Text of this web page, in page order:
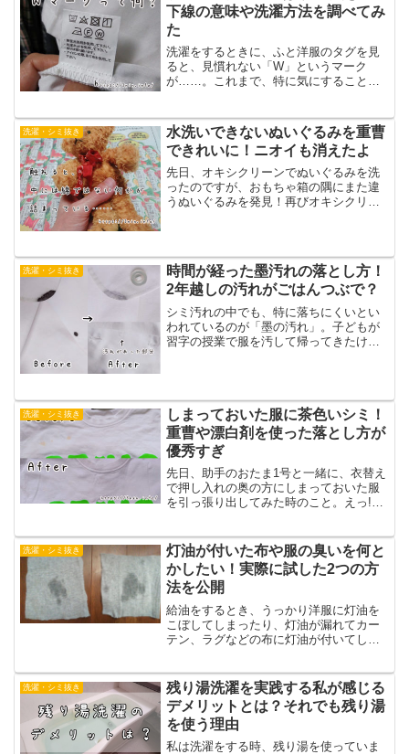
下線の意味や洗濯方法を調べてみ
た
洗濯をするときに、ふと洋服のタグを見
ると、見慣れない「W」というマーク
が……。これまで、特に気にすることな
に注意が必要だったのかも!？」なんて心
配になってしまった人も多...
洗濯・シミ抜き
水洗いできないぬいぐるみを重曹
できれいに！ニオイも消えたよ
先日、オキシクリーンでぬいぐるみを洗
ったのですが、おもちゃ箱の隅にまた違
うぬいぐるみを発見！再びオキシクリー
か他の物が詰まっているん...
洗濯・シミ抜き
時間が経った墨汚れの落とし方！
2年越しの汚れがごはんつぶで？
シミ汚れの中でも、特に落ちにくいとい
われているのが「墨の汚れ」。子どもが
習字の授業で服を汚して帰ってきたけれ
れいにするのはまず不可能な...
洗濯・シミ抜き
しまっておいた服に茶色いシミ！
重曹や漂白剤を使った落とし方が
優秀すぎ
先日、助手のおたま1号と一緒に、衣替え
で押し入れの奥の方にしまっておいた服
を引っ張り出してみた時のこと。えっ!?
いはず！恐る恐る見てみると、なんと
ー！汚れに気付かなかっ...
洗濯・シミ抜き
灯油が付いた布や服の臭いを何と
かしたい！実際に試した2つの方
法を公開
給油をするとき、うっかり洋服に灯油を
こぼしてしまったり、灯油が漏れてカー
テン、ラグなどの布に灯油が付いてしま
そこで今回は、服などの布に灯油が付い
たときの消臭方法を調べ、...
洗濯・シミ抜き
残り湯洗濯を実践する私が感じる
デメリットとは？それでも残り湯
を使う理由
私は洗濯をする時、残り湯を使っていま